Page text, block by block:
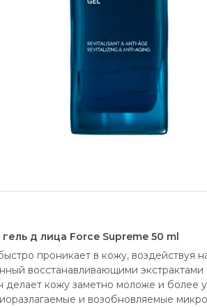
д лица Force Supreme 50 ml
проникает в кожу, воздействуя
восстанавливающими экстрактами
кожу заметно моложе и более
и возобновляемые